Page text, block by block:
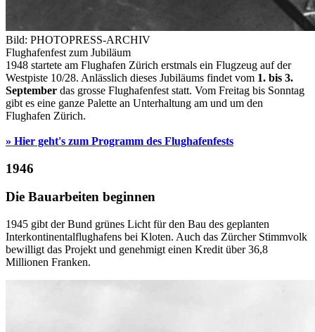
Bild: PHOTOPRESS-ARCHIV
Flughafenfest zum Jubiläum
1948 startete am Flughafen Zürich erstmals ein Flugzeug auf der
Westpiste 10/28. Anlässlich dieses Jubiläums findet vom 1. bis 3.
September das grosse Flughafenfest statt. Vom Freitag bis Sonntag
gibt es eine ganze Palette an Unterhaltung am und um den
Flughafen Zürich.
» Hier geht's zum Programm des Flughafenfests
1946
Die Bauarbeiten beginnen
1945 gibt der Bund grünes Licht für den Bau des geplanten
Interkontinentalflughafens bei Kloten. Auch das Zürcher Stimmvolk
bewilligt das Projekt und genehmigt einen Kredit über 36,8
Millionen Franken.